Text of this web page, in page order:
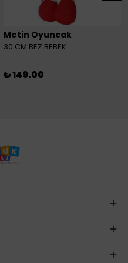
Metin Oyuncak
30 CM BEZ BEBEK
₺ 149.00